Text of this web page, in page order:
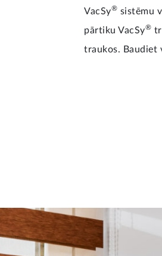
VacSy® sistēmu
pārtiku VacSy®
traukos. Baudiet